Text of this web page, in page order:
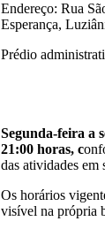
Endereço: Rua
Esperança,
Prédio
Segunda-feira a
21:00 horas, c
das atividades em
Os horários
visível na própria